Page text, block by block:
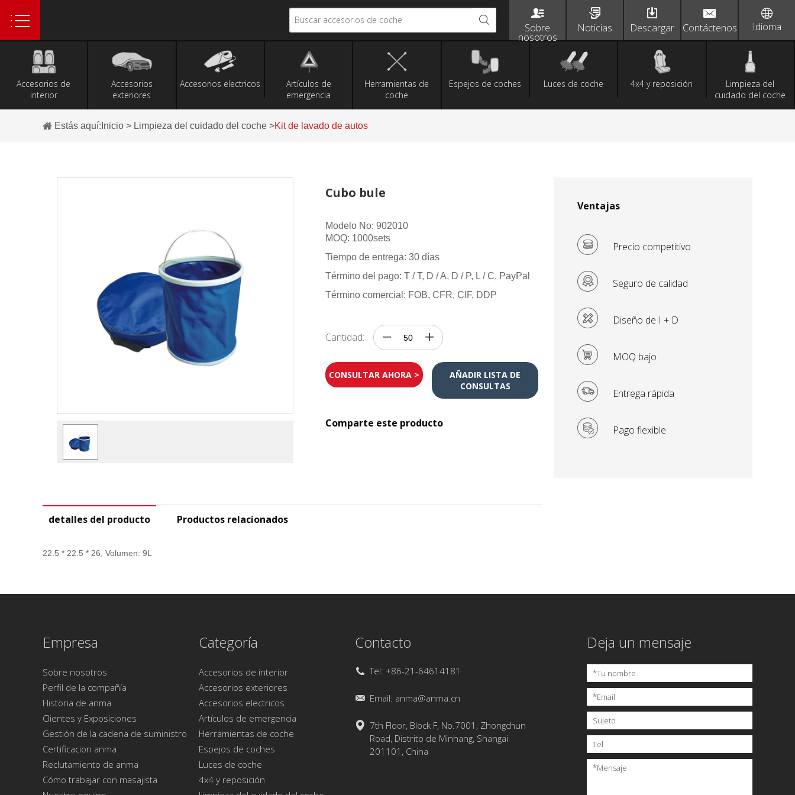
Sobre
nosotros
Noticias Descargar Contáctenos
Buscar accesorios de coche
Accesorios de
interior
Accesorios
exteriores
Accesorios electricos
Artículos de
emergencia
Herramientas de
coche
Espejos de coches Luces de coche 4x4 y reposición
Limpieza del
cuidado del coche
Idioma
Estás aquí: Inicio > Limpieza del cuidado del coche >Kit de lavado de autos
Cubo bule
Modelo No: 902010
MOQ: 1000sets
Tiempo de entrega: 30 días
Término del pago: T / T, D / A, D / P, L / C, PayPal
Término comercial: FOB, CFR, CIF, DDP
Cantidad:
CONSULTAR AHORA >
AÑADIR LISTA DE
CONSULTAS
Comparte este producto
detalles del producto Productos relacionados
22.5 * 22.5 * 26, Volumen: 9L
Kits de herramientas de
limpieza para el cuidado
del automóvil
Set de limpieza de
coches de esponja de
plástico de microfibra
de coches
coches de poliéster
Ventajas
Precio competitivo
Seguro de calidad
Diseño de I + D
MOQ bajo
Entrega rápida
Pago flexible
Empresa
Sobre nosotros
Perfil de la compañía
Historia de anma
Clientes y Exposiciones
Gestión de la cadena de suministro
Certificacion anma
Reclutamiento de anma
Cómo trabajar con masajista
Categoría
Accesorios de interior
Accesorios exteriores
Accesorios electricos
Artículos de emergencia
Herramientas de coche
Espejos de coches
Luces de coche
4x4 y reposición
Contacto
Tel: +86-21-64614181
Email: anma@anma.cn
7th Floor, Block F, No.7001, Zhongchun
Road, Distrito de Minhang, Shangai
201101, China
Deja un mensaje
*Tu nombre
*Email
Sujeto
Tel
*Mensaje